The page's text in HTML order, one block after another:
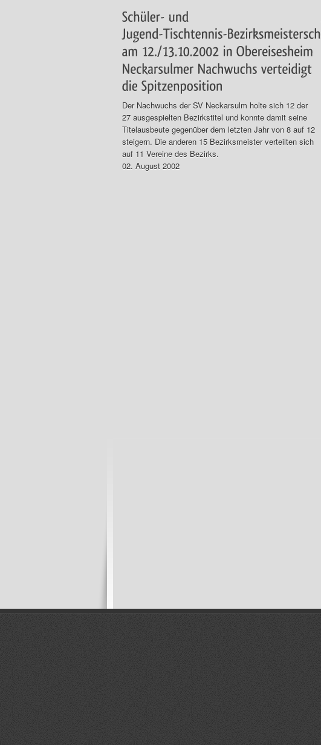
Der Nachwuchs der SV Neckarsulm holte sich 12 der
27 ausgespielten Bezirkstitel und konnte damit seine
Titelausbeute gegenüber dem letzten Jahr von 8 auf 12
steigern. Die anderen 15 Bezirksmeister verteilten sich
auf 11 Vereine des Bezirks.
02. August 2002